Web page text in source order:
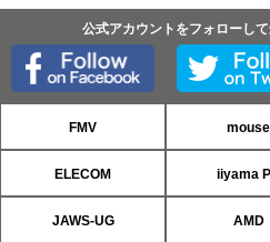
公式アカウントをフォローし
FMV mouse
ELECOM iiyama
JAWS-UG AMD